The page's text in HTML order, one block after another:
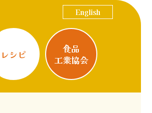
English
レシピ
食品
工業協会